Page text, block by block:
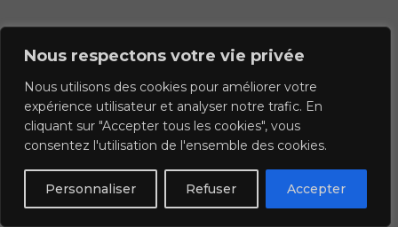
Nous respectons votre vie privée
Nous utilisons des cookies pour améliorer votre
expérience utilisateur et analyser notre trafic. En
cliquant sur "Accepter tous les cookies", vous
consentez l'utilisation de l'ensemble des cookies.
Personnaliser Refuser Accepter
Françoise leblond
Artiste peintre et sculpteur
4 rue de la gare 29970 Tregourez
contact@elvina.net